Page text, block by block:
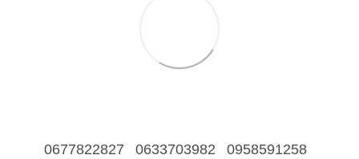
0677822827 0633703982 0958591258